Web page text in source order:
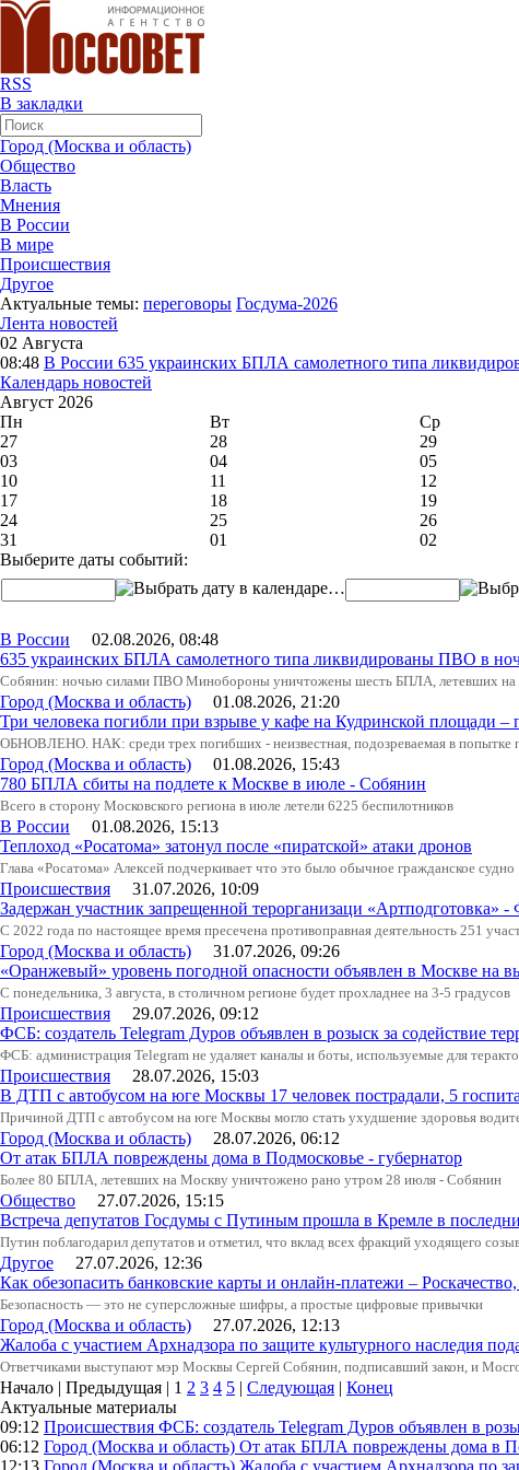
RSS
В закладки
Город (Москва и область)
Общество
Власть
Мнения
В России
В мире
Происшествия
Другое
Актуальные темы: переговоры Госдума-2026
Лента новостей
02 Августа
08:48 В России 635 украинских БПЛА самолетного типа
Календарь новостей
Август 2026
Пн
Вт Ср
27
28 29
03
04 05
10
11 12
17
18 19
24
25 26
31
01 02
Выберите даты событий:
…
В России 02.08.2026, 08:48
635 украинских БПЛА самолетного типа ликвидированы ПВО в
Собянин: ночью силами ПВО Минобороны уничтожены шесть БПЛА, летевших
Город (Москва и область) 01.08.2026, 21:20
Три человека погибли при взрыве у кафе на Кудринской
ОБНОВЛЕНО. НАК: среди трех погибших - неизвестная, подозреваемая в попытке
Город (Москва и область) 01.08.2026, 15:43
780 БПЛА сбиты на подлете к Москве в июле - Собянин
Всего в сторону Московского региона в июле летели 6225 беспилотников
В России 01.08.2026, 15:13
Теплоход «Росатома» затонул после «пиратской» атаки дронов
Глава «Росатома» Алексей подчеркивает что это было обычное гражданское судно
Происшествия 31.07.2026, 10:09
Задержан участник запрещенной терорганизаци «Артподготовка»
С 2022 года по настоящее время пресечена противоправная деятельность 251
Город (Москва и область) 31.07.2026, 09:26
«Оранжевый» уровень погодной опасности объявлен в Москве на
С понедельника, 3 августа, в столичном регионе будет прохладнее на 3-5 градусов
Происшествия 29.07.2026, 09:12
ФСБ: создатель Telegram Дуров объявлен в розыск за содействие
ФСБ: администрация Telegram не удаляет каналы и боты, используемые для
Происшествия 28.07.2026, 15:03
В ДТП с автобусом на юге Москвы 17 человек пострадали, 5
Причиной ДТП с автобусом на юге Москвы могло стать ухудшение здоровья
Город (Москва и область) 28.07.2026, 06:12
От атак БПЛА повреждены дома в Подмосковье - губернатор
Более 80 БПЛА, летевших на Москву уничтожено рано утром 28 июля - Собянин
Общество 27.07.2026, 15:15
Встреча депутатов Госдумы с Путиным прошла в Кремле в
Путин поблагодарил депутатов и отметил, что вклад всех фракций уходящего
Другое 27.07.2026, 12:36
Как обезопасить банковские карты и онлайн-платежи –
Безопасность — это не суперсложные шифры, а простые цифровые привычки
Город (Москва и область) 27.07.2026, 12:13
Жалоба с участием Архнадзора по защите культурного наследия
Ответчиками выступают мэр Москвы Сергей Собянин, подписавший закон, и
Начало | Предыдущая | 1 2 3 4 5 | Следующая | Конец
Актуальные материалы
09:12 Происшествия ФСБ: создатель Telegram Дуров объявлен в
06:12 Город (Москва и область) От атак БПЛА повреждены дома в
12:13 Город (Москва и область) Жалоба с участием Архнадзора по